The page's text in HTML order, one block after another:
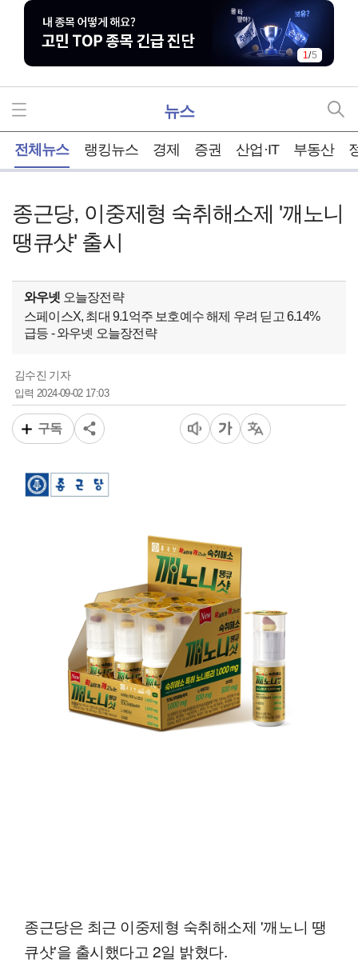
1/5
뉴스
전체뉴스 랭킹뉴스 경제 증권 산업·IT 부동산
종근당, 이중제형 숙취해소제 '깨노니
땡큐샷' 출시
와우넷 오늘장전략
스페이스X, 최대 9.1억주 보호예수 해제 우려 딛고 6.14%
급등 - 와우넷 오늘장전략
김수진 기자
입력2024-09-02 17:03
구독
종근당은 최근 이중제형 숙취해소제 '깨노니 땡
큐샷'을 출시했다고 2일 밝혔다.